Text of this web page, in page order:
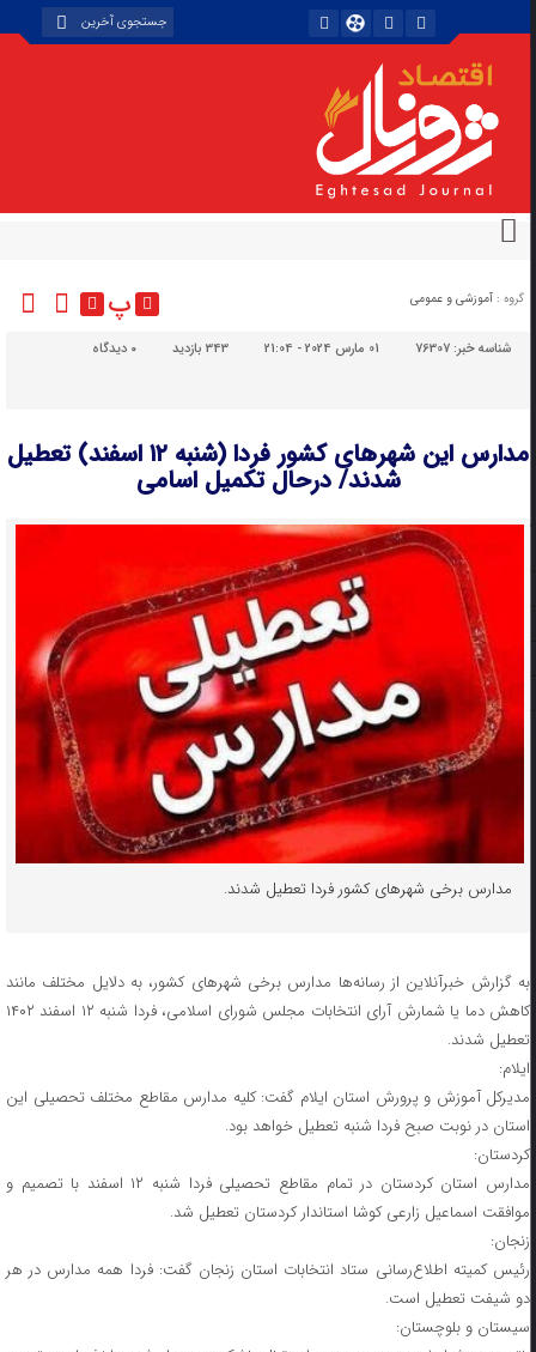
گروه : آموزشی و عمومی پ
شناسه خبر:76307 01 مارس 2024 - 21:04 343 بازدید دیدگاه
مدارس این شهرهای کشور فردا (شنبه ۱۲ اسفند) تعطیل
شدند/ درحال تکمیل اسامی
مدارس برخی شهرهای کشور فردا تعطیل شدند.
به گزارش خبرآنلاین از رسانه‌ها مدارس برخی شهرهای کشور، به دلایل مختلف مانند
کاهش دما یا شمارش آرای انتخابات مجلس شورای اسلامی، فردا شنبه ۱۲ اسفند ۱۴۰۲
تعطیل شدند.
ایلام:
مدیرکل آموزش و پرورش استان ایلام گفت: کلیه مدارس مقاطع مختلف تحصیلی این
استان در نوبت صبح فردا شنبه تعطیل خواهد بود.
کردستان:
مدارس استان کردستان در تمام مقاطع تحصیلی فردا شنبه ۱۲ اسفند با تصمیم و
موافقت اسماعیل زارعی کوشا استاندار کردستان تعطیل شد.
زنجان:
رئیس کمیته اطلاع‌رسانی ستاد انتخابات استان زنجان گفت: فردا همه مدارس در هر
دو شیفت تعطیل است.
سیستان و بلوچستان: